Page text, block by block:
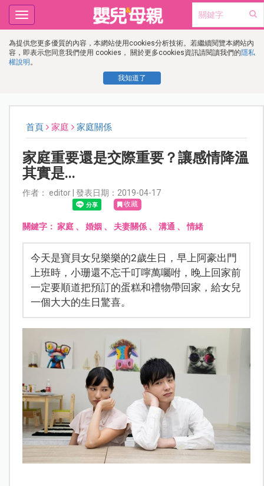
為提供您更多優質的內容，本網站使用cookies分析技術。若繼續閱覽本網站內
容，即表示您同意我們使用 cookies， 關於更多cookies資訊請閱讀我們的隱私
權說明 。
我知道了
Toggle
navigation
首頁 家庭 家庭關係
家庭重要還是交際重要？讓感情降溫
其實是...
作者： editor | 發表日期：2019-04-17
收藏
關鍵字： 家庭、 婚姻 、 夫妻關係、 溝通 、情緒
今天是寶貝女兒樂樂的2歲生日，早上阿豪出門
上班時，小珊還不忘千叮嚀萬囑咐，晚上回家前
一定要順道把預訂的蛋糕和禮物帶回家，給女兒
一個大大的生日驚喜。